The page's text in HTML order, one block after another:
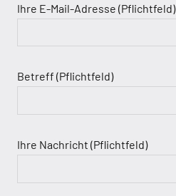
Ihre E-Mail-Adresse (Pflichtfeld)
Betreff (Pflichtfeld)
Ihre Nachricht (Pflichtfeld)